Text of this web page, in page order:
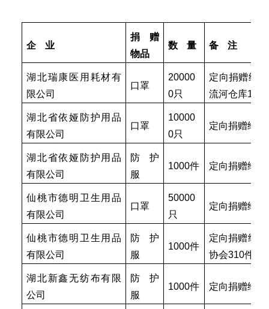
企 业
捐赠
物品
数 量 备 注
湖北瑞康医用耗材有
限公司
口罩
20000
0只
定向捐赠给
流河仓库
湖北省依娅防护用品
有限公司
口罩
10000
0只
定向捐赠给
湖北省依娅防护用品
有限公司
防护
服
1000件 定向捐赠给
仙桃市德明卫生用品
有限公司
口罩
50000
只
定向捐赠给
仙桃市德明卫生用品
有限公司
防护
服
1000件
定向捐赠给
协会310件
湖北新鑫无纺布有限
公司
防护
服
1000件 定向捐赠给